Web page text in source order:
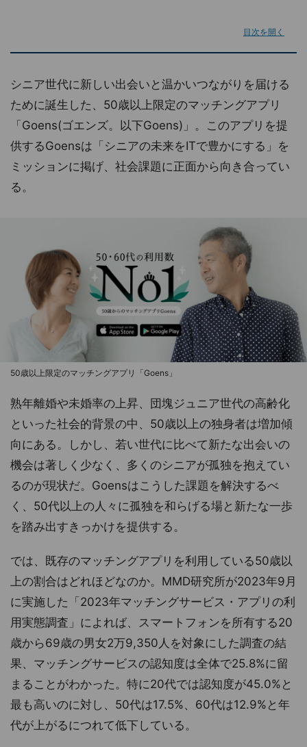
目次を開く
シニア世代に新しい出会いと温かいつながりを届ける
ために誕生した、50歳以上限定のマッチングアプリ
「Goens(ゴエンズ。以下Goens)」。このアプリを提
供するGoensは「シニアの未来をITで豊かにする」を
ミッションに掲げ、社会課題に正面から向き合ってい
る。
50歳以上限定のマッチングアプリ「Goens」
熟年離婚や未婚率の上昇、団塊ジュニア世代の高齢化
といった社会的背景の中、50歳以上の独身者は増加傾
向にある。しかし、若い世代に比べて新たな出会いの
機会は著しく少なく、多くのシニアが孤独を抱えてい
るのが現状だ。Goensはこうした課題を解決するべ
く、50代以上の人々に孤独を和らげる場と新たな一歩
を踏み出すきっかけを提供する。
では、既存のマッチングアプリを利用している50歳以
上の割合はどれほどなのか。MMD研究所が2023年9月
に実施した「2023年マッチングサービス・アプリの利
用実態調査」によれば、スマートフォンを所有する20
歳から69歳の男女2万9,350人を対象にした調査の結
果、マッチングサービスの認知度は全体で25.8%に留
まることがわかった。特に20代では認知度が45.0%と
最も高いのに対し、50代は17.5%、60代は12.9%と年
代が上がるにつれて低下している。